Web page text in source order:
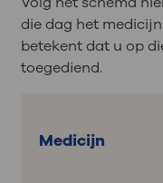
die dag het
betekent dat u op
toegediend.
Medicijn